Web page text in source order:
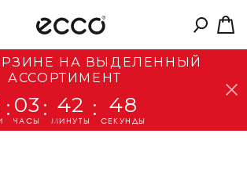
НА ВЫДЕЛЕННЫЙ
АССОРТИМЕНТ
: 03
ЧАСЫ
: 42
МИНУТЫ
: 47
СЕКУНДЫ